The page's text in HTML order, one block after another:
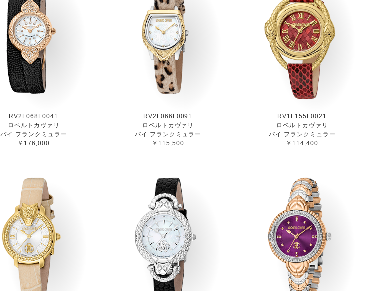
RV2L068L0041
ロベルトカヴァリ
バイ フランクミュラー
￥176,000
RV2L066L0091
ロベルトカヴァリ
バイ フランクミュラー
￥115,500
RV1L155L0021
ロベルトカヴァリ
バイ フランクミュラー
￥114,400